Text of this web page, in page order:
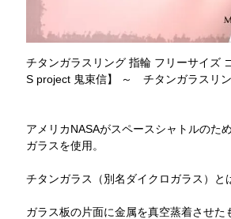
チタンガラスリング 指輪 フリーサイズ
S project 鬼束信】 ～ チタンガラスリ
アメリカNASAがスペースシャトルのた
ガラスを使用。
チタンガラス（別名ダイクロガラス）と
ガラス板の片面に金属を真空蒸着させた